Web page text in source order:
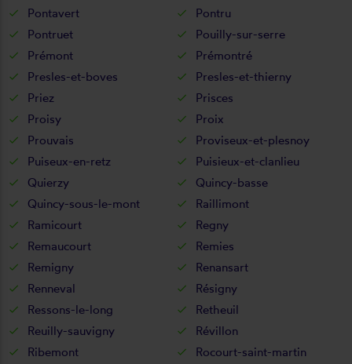
Pontavert
Pontru
Pontruet
Pouilly-sur-serre
Prémont
Prémontré
Presles-et-boves
Presles-et-thierny
Priez
Prisces
Proisy
Proix
Prouvais
Proviseux-et-plesnoy
Puiseux-en-retz
Puisieux-et-clanlieu
Quierzy
Quincy-basse
Quincy-sous-le-mont
Raillimont
Ramicourt
Regny
Remaucourt
Remies
Remigny
Renansart
Renneval
Résigny
Ressons-le-long
Retheuil
Reuilly-sauvigny
Révillon
Ribemont
Rocourt-saint-martin